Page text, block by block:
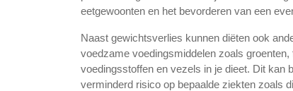
eetgewoonten en het bevorderen van een
Naast gewichtsverlies kunnen diëten ook
voedzame voedingsmiddelen zoals
voedingsstoffen en vezels in je dieet. Dit kan
verminderd risico op bepaalde ziekten zoals